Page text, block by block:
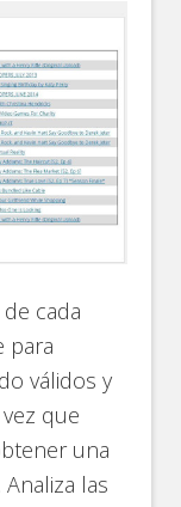
cada
para
válidos y
que
una
las